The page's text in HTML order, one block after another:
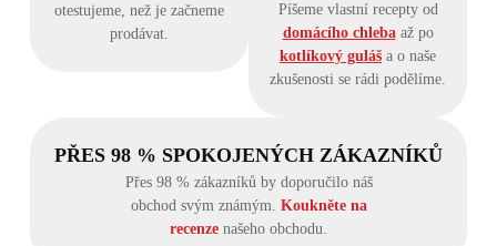
otestujeme, než je začneme
prodávat.
Píšeme vlastní recepty od
domácího chlebaaž po
kotlíkový guláš a o naše
zkušenosti se rádi podělíme.
PŘES 98 % SPOKOJENÝCH ZÁKAZNÍKŮ
Přes 98 % zákazníků by doporučilo náš
obchod svým známým. Koukněte na
recenze našeho obchodu.